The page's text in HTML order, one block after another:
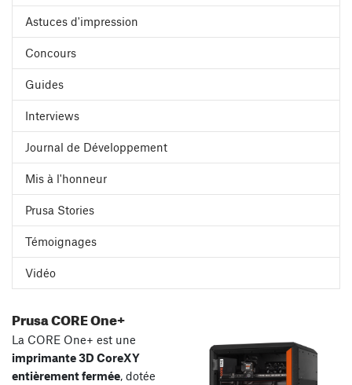
Astuces d'impression
Concours
Guides
Interviews
Journal de Développement
Mis à l'honneur
Prusa Stories
Témoignages
Vidéo
Prusa CORE One+
La CORE One+ est une
imprimante 3D CoreXY
entièrement fermée, dotée